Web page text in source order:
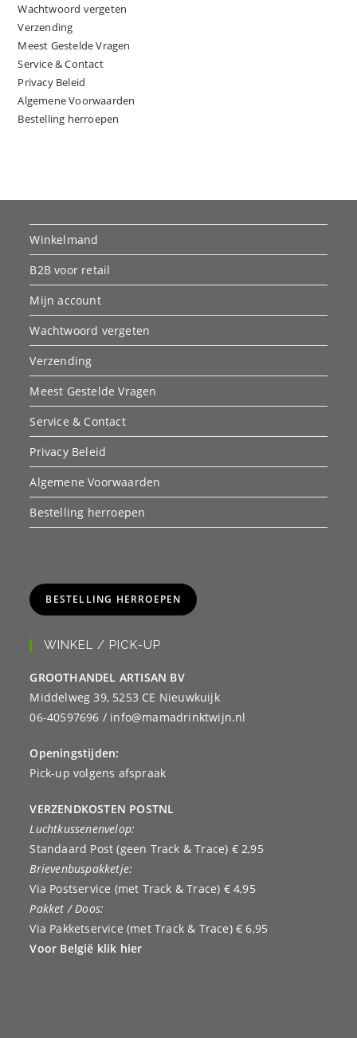
Wachtwoord vergeten
Verzending
Meest Gestelde Vragen
Service & Contact
Privacy Beleid
Algemene Voorwaarden
Bestelling herroepen
Winkelmand
B2B voor retail
Mijn account
Wachtwoord vergeten
Verzending
Meest Gestelde Vragen
Service & Contact
Privacy Beleid
Algemene Voorwaarden
Bestelling herroepen
BESTELLING HERROEPEN
WINKEL / PICK-UP
GROOTHANDEL ARTISAN BV
Middelweg 39, 5253 CE Nieuwkuijk
06-40597696 / info@mamadrinktwijn.nl
Openingstijden:
Pick-up volgens afspraak
VERZENDKOSTEN POSTNL
Luchtkussenenvelop:
Standaard Post (geen Track & Trace) € 2,95
Brievenbuspakketje:
Via Postservice (met Track & Trace) € 4,95
Pakket / Doos:
Via Pakketservice (met Track & Trace) € 6,95
Voor België klik hier